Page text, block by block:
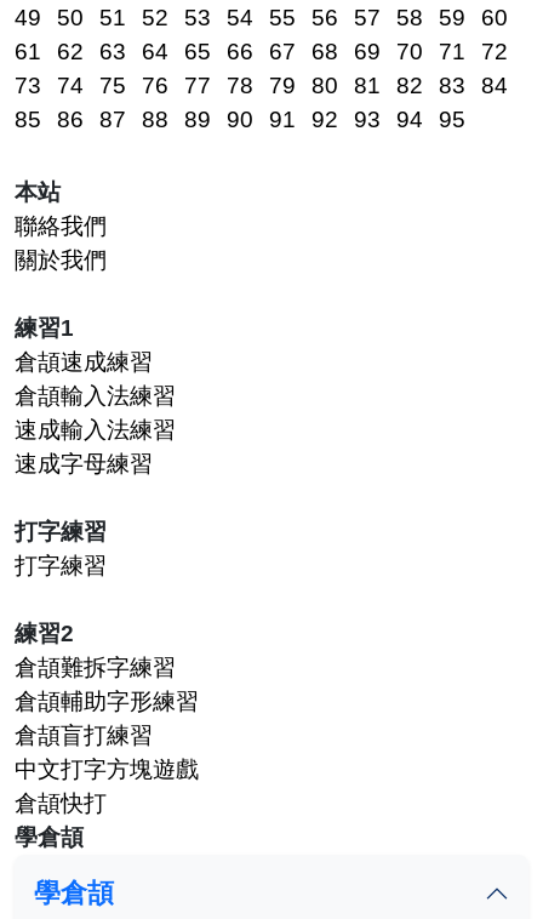
49 50 51 52 53 54 55 56 57 58 59
60
61
62 63 64 65 66 67 68 69 70 71
72
73
74 75 76 77 78 79 80 81 82 83
84
85
86 87 88 89 90 91 92 93 94 95
本站
聯絡我們
關於我們
練習1
倉頡速成練習
倉頡輸入法練習
速成輸入法練習
速成字母練習
打字練習
打字練習
練習2
倉頡難拆字練習
倉頡輔助字形練習
倉頡盲打練習
中文打字方塊遊戲
倉頡快打
學倉頡
學倉頡